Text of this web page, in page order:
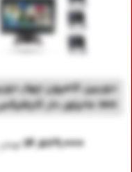
دوربین کامیون چهار
360 مانیتور دار کارفلیکس CT07
۱۴,۵۷۹,۰۰۰ تومان